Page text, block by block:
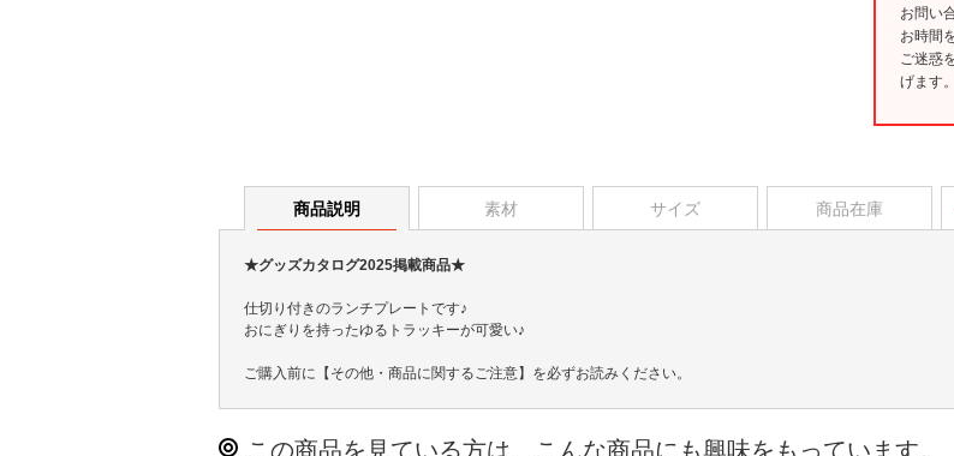
お問い
お時間
ご迷惑
げます。
商品説明 素材 サイズ 商品在庫
★グッズカタログ2025掲載商品★
仕切り付きのランチプレートです♪
おにぎりを持ったゆるトラッキーが可愛い♪
ご購入前に【その他・商品に関するご注意】を必ずお読みください。
この商品を見ている方は、こんな商品にも興味をもっています。